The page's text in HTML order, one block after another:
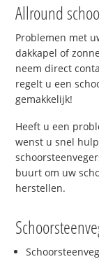
Allround
Problemen met
dakkapel of
neem direct
regelt u een
gemakkelijk!
Heeft u een
wenst u snel
buurt om uw
herstellen.